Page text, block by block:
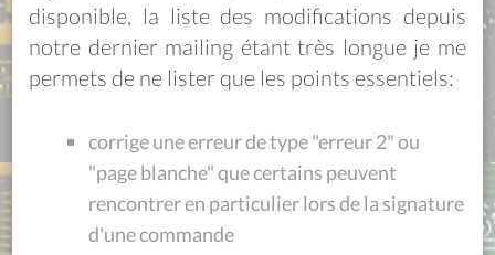
disponible, la liste des modifications depuis
notre dernier mailing étant très longue je me
permets de ne lister que les points essentiels:
corrige une erreur de type "erreur 2" ou
"page blanche" que certains peuvent
rencontrer en particulier lors de la signature
d'une commande